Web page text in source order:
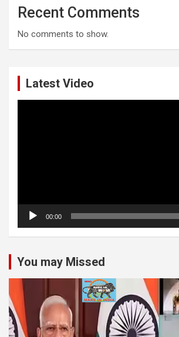
Recent Comments
No comments to show.
Latest Video
00:00
You may Missed